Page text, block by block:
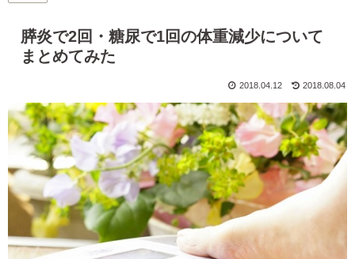
膵炎で2回・糖尿で1回の体重減少について
まとめてみた
2018.08.04
2018.04.12